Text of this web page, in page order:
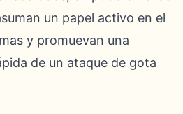
un papel activo en el
y promuevan una
de un ataque de gota